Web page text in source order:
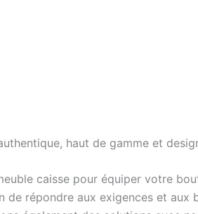
haut de gamme et
caisse pour équiper votre
répondre aux exigences et aux